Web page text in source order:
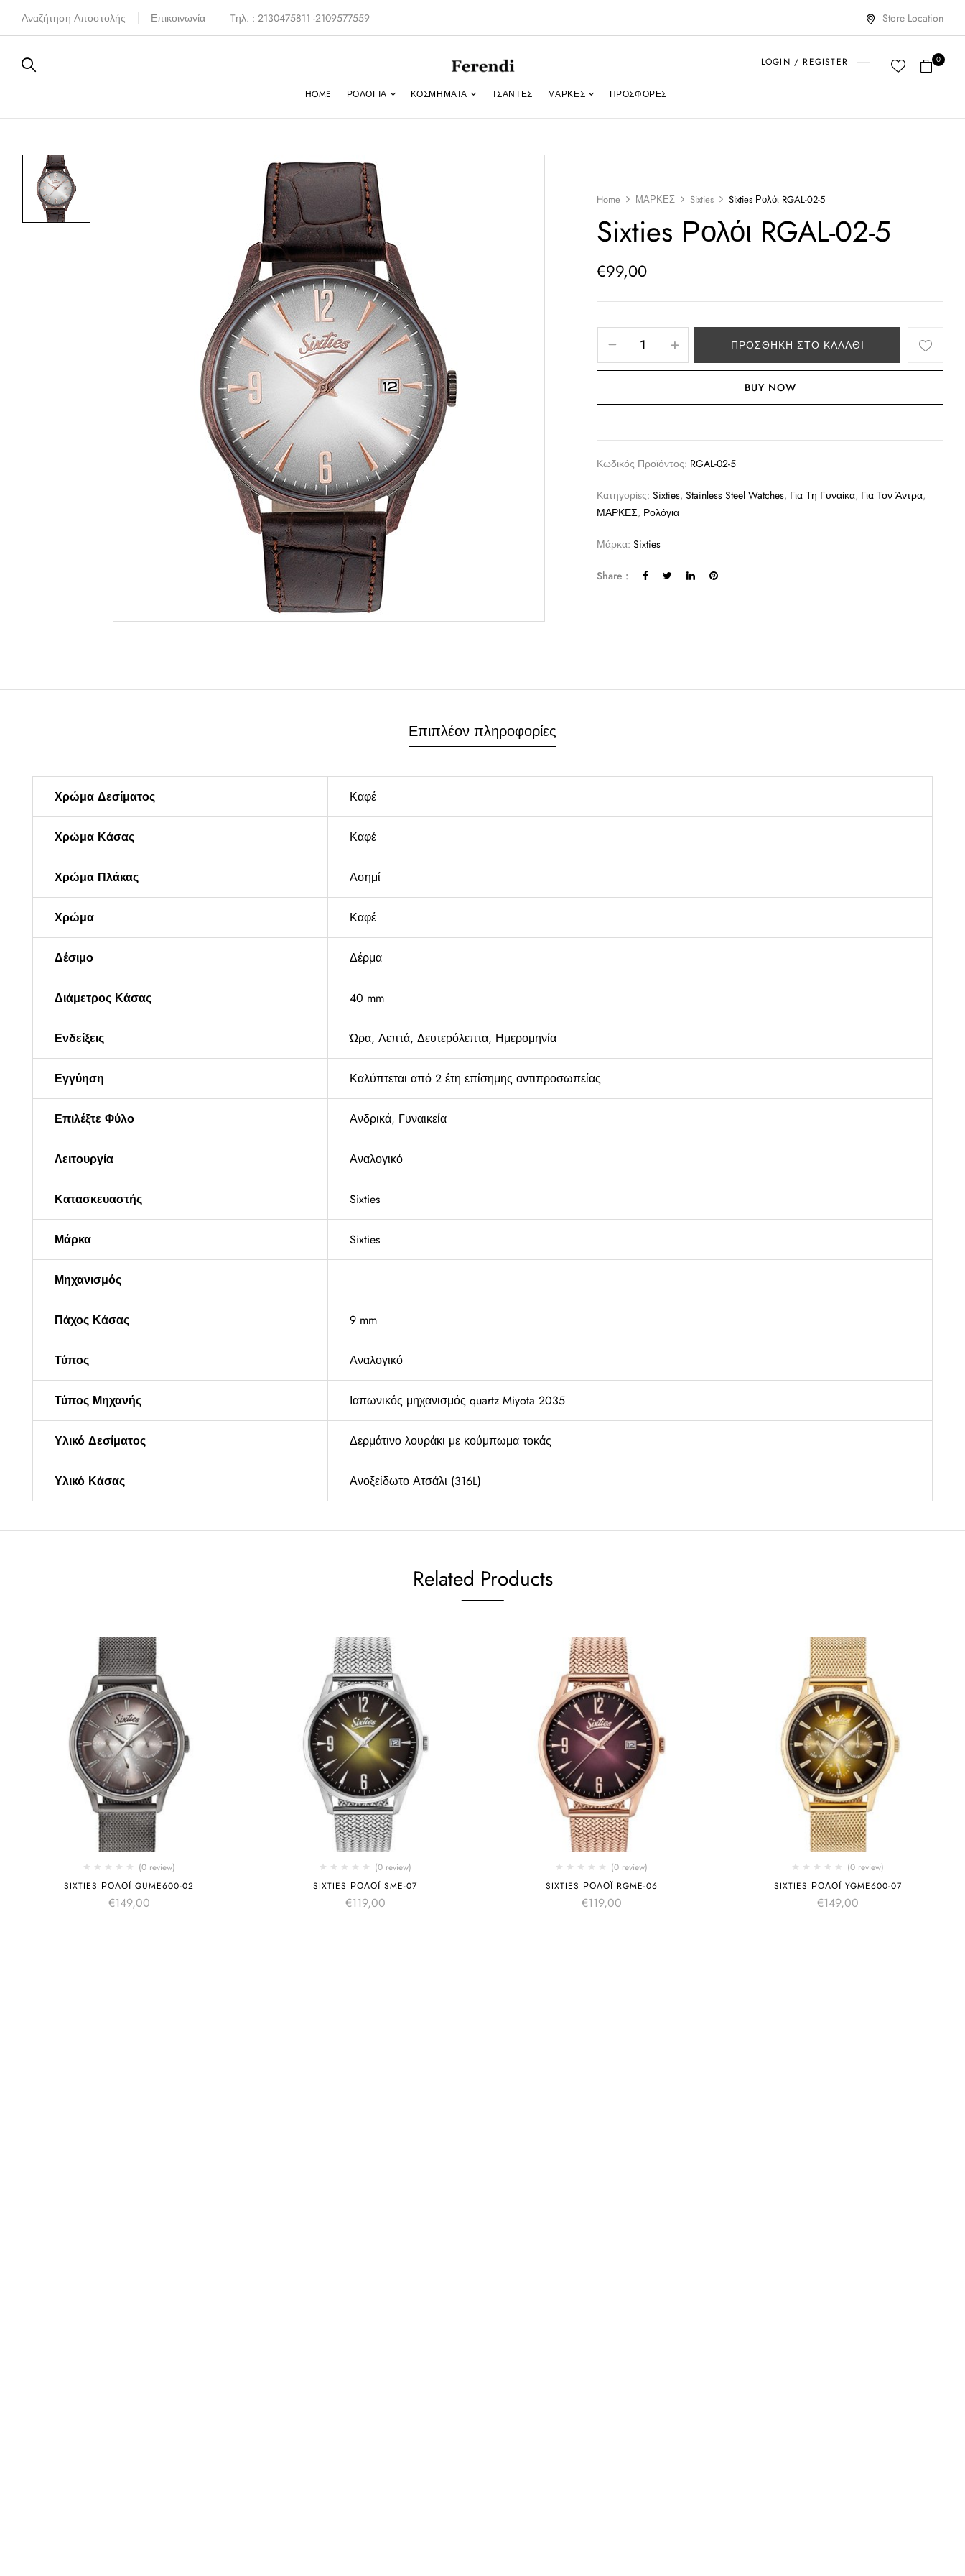
Αναζήτηση Αποστολής Επικοινωνία Tηλ. : 2130475811 -2109577559 Store Location
LOGIN / REGISTER 0
HOME ΡΟΛΌΓΙΑ ΚΟΣΜΉΜΑΤΑ ΤΣΑΝΤΕΣ ΜΑΡΚΕΣ ΠΡΟΣΦΟΡΈΣ
Home ΜΑΡΚΕΣ Sixties Sixties Ρολόι RGAL-02-5
Sixties Ρολόι RGAL-02-5
€99,00
ΠΡΟΣΘΉΚΗ ΣΤΟ ΚΑΛΆΘΙ
BUY NOW
Κωδικός Προϊόντος: RGAL-02-5
Κατηγορίες:Sixties,Stainless Steel Watches, Για Τη Γυναίκα, Για Τον Άντρα,
ΜΑΡΚΕΣ, Ρολόγια
Μάρκα:Sixties
Share :
Επιπλέον πληροφορίες
Χρώμα Δεσίματος Καφέ
Χρώμα Κάσας Καφέ
Χρώμα Πλάκας Ασημί
Χρώμα Καφέ
Δέσιμο Δέρμα
Διάμετρος Κάσας 40 mm
Ενδείξεις Ώρα, Λεπτά, Δευτερόλεπτα, Ημερομηνία
Εγγύηση Καλύπτεται από 2 έτη επίσημης αντιπροσωπείας
Επιλέξτε Φύλο Ανδρικά, Γυναικεία
Λειτουργία Αναλογικό
Κατασκευαστής Sixties
Μάρκα Sixties
Μηχανισμός
Πάχος Κάσας 9 mm
Τύπος Αναλογικό
Τύπος Μηχανής Ιαπωνικός μηχανισμός quartz Miyota 2035
Υλικό Δεσίματος Δερμάτινο λουράκι με κούμπωμα τοκάς
Υλικό Κάσας Ανοξείδωτο Ατσάλι (316L)
Related Products
(0 review)
SIXTIES ΡΟΛΌΙ GUME600-02
€149,00
(0 review)
SIXTIES ΡΟΛΌΙ SME-07
€119,00
(0 review)
SIXTIES ΡΟΛΌΙ RGME-06
€119,00
(0 review)
SIXTIES ΡΟΛΌΙ YGME600-07
€149,00